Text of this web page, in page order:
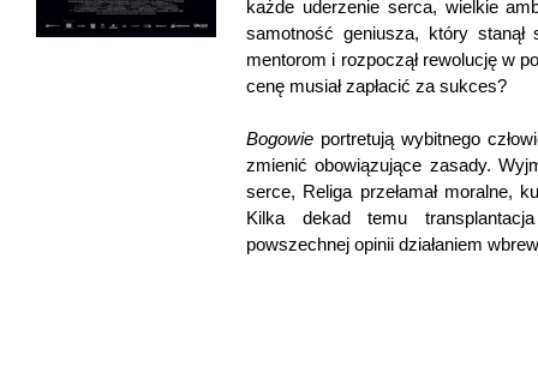
każde uderzenie serca, wielkie
samotność geniusza, który
mentorom i rozpoczął rewolucję w
cenę musiał zapłacić za sukces?
Bogowie portretują wybitnego
zmienić obowiązujące zasady.
serce, Religa przełamał moralne,
Kilka dekad temu
powszechnej opinii działaniem